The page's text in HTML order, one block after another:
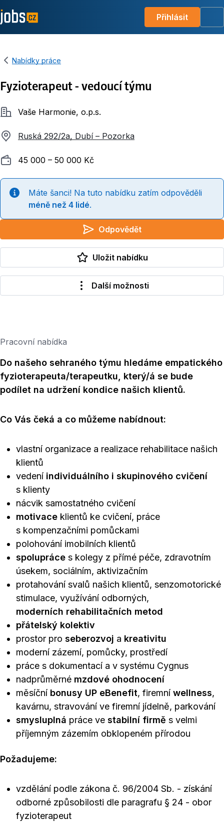
Přihlásit
Nabídky práce
Fyzioterapeut - vedoucí týmu
SpolečnostVaše Harmonie, o.p.s.
Ruská 292/2a, Dubí – Pozorka
Plat 45 000 ‍–‍ 50 000 Kč
Máte šanci! Na tuto nabídku zatím odpověděli
méně než 4 lidé.
Odpovědět
Uložit nabídku
Další možnosti
Pracovní nabídka
Do našeho sehraného týmu hledáme empatického
fyzioterapeuta/terapeutku, který/á se bude
podílet na udržení kondice našich klientů.
Co Vás čeká a co můžeme nabídnout:
vlastní organizace a realizace rehabilitace našich
klientů
vedení individuálního i skupinového cvičení
s klienty
nácvik samostatného cvičení
motivace klientů ke cvičení, práce
s kompenzačními pomůckami
polohování imobilních klientů
spolupráce s kolegy z přímé péče, zdravotním
úsekem, sociálním, aktivizačním
protahování svalů našich klientů, senzomotorické
stimulace, využívání odborných,
moderních rehabilitačních metod
přátelský kolektiv
prostor pro seberozvoj a kreativitu
moderní zázemí, pomůcky, prostředí
práce s dokumentací a v systému Cygnus
nadprůměrné mzdové ohodnocení
měsíční bonusy UP eBenefit, firemní wellness,
kavárnu, stravování ve firemní jídelně, parkování
smysluplná práce ve stabilní firmě s velmi
příjemným zázemím obklopeném přírodou
Požadujeme:
vzdělání podle zákona č. 96/2004 Sb. - získání
odborné způsobilosti dle paragrafu § 24 - obor
fyzioterapeut